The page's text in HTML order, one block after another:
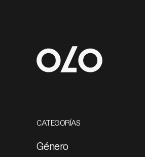
CATEGORÍAS
Género